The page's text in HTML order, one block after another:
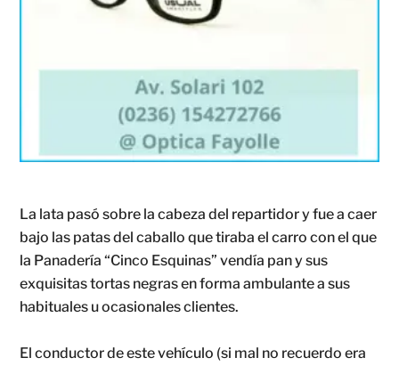
La lata pasó sobre la cabeza del repartidor y fue a caer
bajo las patas del caballo que tiraba el carro con el que
la Panadería “Cinco Esquinas” vendía pan y sus
exquisitas tortas negras en forma ambulante a sus
habituales u ocasionales clientes.
El conductor de este vehículo (si mal no recuerdo era